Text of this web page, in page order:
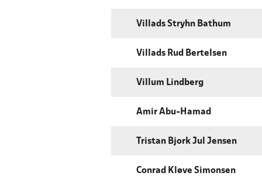
Villads Stryhn Bathum
Villads Rud Bertelsen
Villum Lindberg
Amir Abu-Hamad
Tristan Bjork Jul Jensen
Conrad Kløve Simonsen